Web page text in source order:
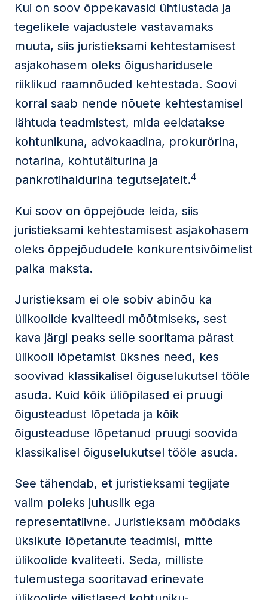
Kui on soov õppekavasid ühtlustada ja
tegelikele vajadustele vastavamaks
muuta, siis juristieksami kehtestamisest
asjakohasem oleks õigusharidusele
riiklikud raamnõuded kehtestada. Soovi
korral saab nende nõuete kehtestamisel
lähtuda teadmistest, mida eeldatakse
kohtunikuna, advokaadina, prokurörina,
notarina, kohtutäiturina ja
pankrotihaldurina tegutsejatelt.4
Kui soov on õppejõude leida, siis
juristieksami kehtestamisest asjakohasem
oleks õppejõududele konkurentsivõimelist
palka maksta.
Juristieksam ei ole sobiv abinõu ka
ülikoolide kvaliteedi mõõtmiseks, sest
kava järgi peaks selle sooritama pärast
ülikooli lõpetamist üksnes need, kes
soovivad klassikalisel õiguselukutsel tööle
asuda. Kuid kõik üliõpilased ei pruugi
õigusteadust lõpetada ja kõik
õigusteaduse lõpetanud pruugi soovida
klassikalisel õiguselukutsel tööle asuda.
See tähendab, et juristieksami tegijate
valim poleks juhuslik ega
representatiivne. Juristieksam mõõdaks
üksikute lõpetanute teadmisi, mitte
ülikoolide kvaliteeti. Seda, milliste
tulemustega sooritavad erinevate